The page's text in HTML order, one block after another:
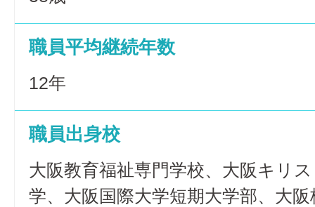
職員平均継続年数
12年
職員出身校
大阪教育福祉専門学校、大阪キリ
学、大阪国際大学短期大学部、大